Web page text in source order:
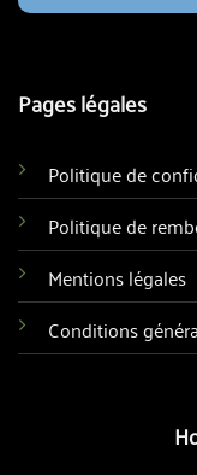
Pages légales
Politique de
Politique de
Mentions légales
Conditions